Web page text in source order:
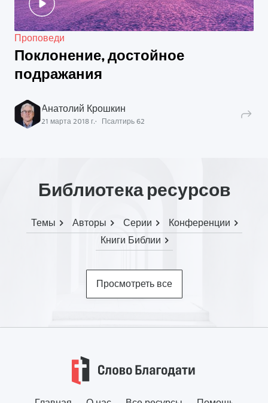
Проповеди
Поклонение, достойное
подражания
Анатолий Крошкин
21 марта 2018 г. Псалтирь 62
Библиотека ресурсов
Темы Авторы Серии
Конференции
Книги Библии
Просмотреть все